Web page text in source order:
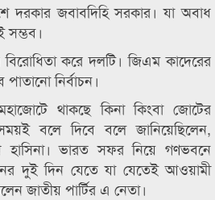
দরকার জবাবদিহি সরকার। যা অবাধ
সম্ভব।
বিরোধিতা করে দলটি। জিএম কাদেরের
নির্বাচন।
থাকছে কিনা কিংবা জোটের
বলে দিবে বলে জানিয়েছিলেন,
হাসিনা। ভারত সফর নিয়ে গণভবনে
দুই দিন যেতে যা যেতেই আওয়ামী
জাতীয় পার্টির এ নেতা।